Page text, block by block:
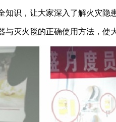
识，让大家深入了解火灾
灭火毯的正确使用方法，使